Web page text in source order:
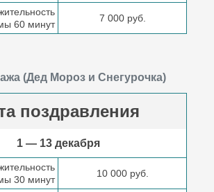
60 минут
7 000 руб.
(Дед Мороз и Снегурочка)
поздравления
1 — 13 декабря
30 минут
10 000 руб.